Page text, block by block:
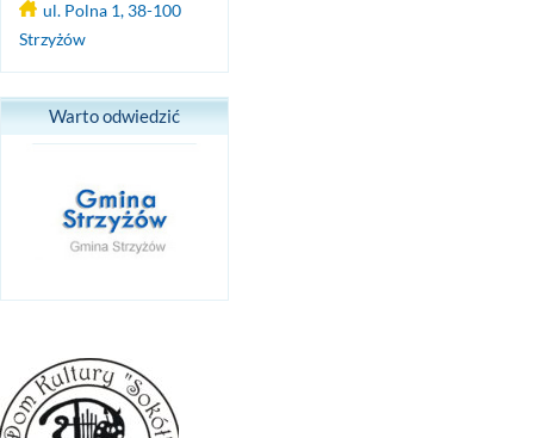
ul. Polna 1, 38-100
Strzyżów
Warto odwiedzić